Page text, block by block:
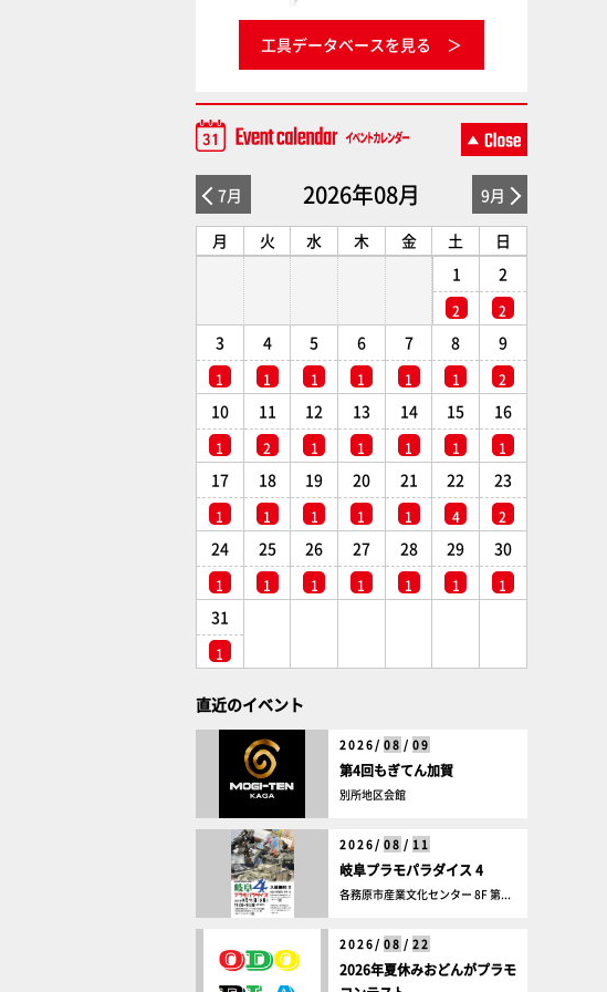
工具データベースを見る
7月 2026年08月 9月
月 火 水 木 金 土
日
1
2
2
2
3
1
4
1
5
1
6
1
7
1
8
1
9
2
10
1
11
2
12
1
13
1
14
1
15
1
16
1
17
1
18
1
19
1
20
1
21
1
22
4
23
2
24
1
25
1
26
1
27
1
28
1
29
1
30
1
31
1
直近のイベント
2026/ 08 / 09
第4回もぎてん加賀
別所地区会館
2026/ 08 / 11
岐阜プラモパラダイス 4
各務原市産業文化センター 8F 第...
2026/ 08 / 22
2026年夏休みおどんがプラモ